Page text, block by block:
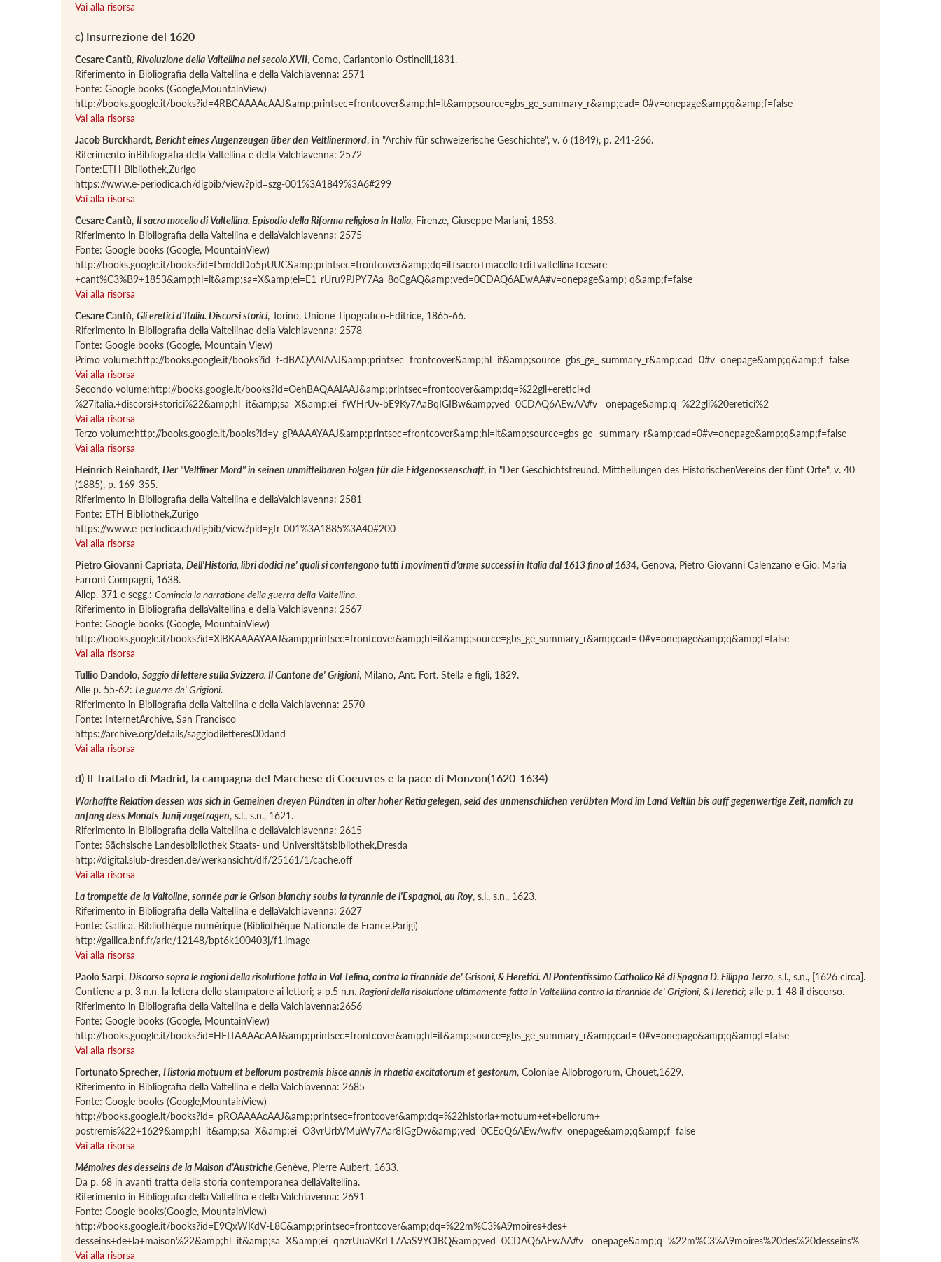
Vai alla risorsa
c) Insurrezione del 1620
Cesare Cantù, Rivoluzione della Valtellina nel secolo XVII, Como, Carlantonio Ostinelli,1831.
Riferimento in Bibliografia della Valtellina e della Valchiavenna: 2571
Fonte: Google books (Google,MountainView)
http://books.google.it/books?id=4RBCAAAAcAAJ&amp;printsec=frontcover&amp;hl=it&amp;source=gbs_ge_summary_r&amp;cad= 0#v=onepage&amp;q&amp;f=false
Vai alla risorsa
Jacob Burckhardt, Bericht eines Augenzeugen über den Veltlinermord, in "Archiv für schweizerische Geschichte", v. 6 (1849), p. 241-266.
Riferimento inBibliografia della Valtellina e della Valchiavenna: 2572
Fonte:ETH Bibliothek,Zurigo
https://www.e-periodica.ch/digbib/view?pid=szg-001%3A1849%3A6#299
Vai alla risorsa
Cesare Cantù, Il sacro macello di Valtellina. Episodio della Riforma religiosa in Italia, Firenze, Giuseppe Mariani, 1853.
Riferimento in Bibliografia della Valtellina e dellaValchiavenna: 2575
Fonte: Google books (Google, MountainView)
http://books.google.it/books?id=f5mddDo5pUUC&amp;printsec=frontcover&amp;dq=il+sacro+macello+di+valtellina+cesare
+cant%C3%B9+1853&amp;hl=it&amp;sa=X&amp;ei=E1_rUru9PJPY7Aa_8oCgAQ&amp;ved=0CDAQ6AEwAA#v=onepage&amp; q&amp;f=false
Vai alla risorsa
Cesare Cantù, Gli eretici d'Italia. Discorsi storici, Torino, Unione Tipografico-Editrice, 1865-66.
Riferimento in Bibliografia della Valtellinae della Valchiavenna: 2578
Fonte: Google books (Google, Mountain View)
Primo volume:http://books.google.it/books?id=f-dBAQAAIAAJ&amp;printsec=frontcover&amp;hl=it&amp;source=gbs_ge_ summary_r&amp;cad=0#v=onepage&amp;q&amp;f=false
Vai alla risorsa
Secondo volume:http://books.google.it/books?id=OehBAQAAIAAJ&amp;printsec=frontcover&amp;dq=%22gli+eretici+d
%27italia.+discorsi+storici%22&amp;hl=it&amp;sa=X&amp;ei=fWHrUv-bE9Ky7AaBqIGIBw&amp;ved=0CDAQ6AEwAA#v= onepage&amp;q=%22gli%20eretici%2
Vai alla risorsa
Terzo volume:http://books.google.it/books?id=y_gPAAAAYAAJ&amp;printsec=frontcover&amp;hl=it&amp;source=gbs_ge_ summary_r&amp;cad=0#v=onepage&amp;q&amp;f=false
Vai alla risorsa
Heinrich Reinhardt, Der "Veltliner Mord" in seinen unmittelbaren Folgen für die Eidgenossenschaft, in "Der Geschichtsfreund. Mittheilungen des HistorischenVereins der fünf Orte", v. 40
(1885), p. 169-355.
Riferimento in Bibliografia della Valtellina e dellaValchiavenna: 2581
Fonte: ETH Bibliothek,Zurigo
https://www.e-periodica.ch/digbib/view?pid=gfr-001%3A1885%3A40#200
Vai alla risorsa
Pietro Giovanni Capriata, Dell'Historia, libri dodici ne' quali si contengono tutti i movimenti d'arme successi in Italia dal 1613 fino al 1634, Genova, Pietro Giovanni Calenzano e Gio. Maria
Farroni Compagni, 1638.
Allep. 371 e segg.: Comincia la narratione della guerra della Valtellina.
Riferimento in Bibliografia dellaValtellina e della Valchiavenna: 2567
Fonte: Google books (Google, MountainView)
http://books.google.it/books?id=XlBKAAAAYAAJ&amp;printsec=frontcover&amp;hl=it&amp;source=gbs_ge_summary_r&amp;cad= 0#v=onepage&amp;q&amp;f=false
Vai alla risorsa
Tullio Dandolo, Saggio di lettere sulla Svizzera. Il Cantone de' Grigioni, Milano, Ant. Fort. Stella e figli, 1829.
Alle p. 55-62: Le guerre de' Grigioni.
Riferimento in Bibliografia della Valtellina e della Valchiavenna: 2570
Fonte: InternetArchive, San Francisco
https://archive.org/details/saggiodiletteres00dand
Vai alla risorsa
d) Il Trattato di Madrid, la campagna del Marchese di Coeuvres e la pace di Monzon(1620-1634)
Warhaffte Relation dessen was sich in Gemeinen dreyen Pündten in alter hoher Retia gelegen, seid des unmenschlichen verübten Mord im Land Veltlin bis auff gegenwertige Zeit, namlich zu
anfang dess Monats Junij zugetragen, s.l., s.n., 1621.
Riferimento in Bibliografia della Valtellina e dellaValchiavenna: 2615
Fonte: Sächsische Landesbibliothek Staats- und Universitätsbibliothek,Dresda
http://digital.slub-dresden.de/werkansicht/dlf/25161/1/cache.off
Vai alla risorsa
La trompette de la Valtoline, sonnée par le Grison blanchy soubs la tyrannie de l'Espagnol, au Roy, s.l., s.n., 1623.
Riferimento in Bibliografia della Valtellina e dellaValchiavenna: 2627
Fonte: Gallica. Bibliothèque numérique (Bibliothèque Nationale de France,Parigi)
http://gallica.bnf.fr/ark:/12148/bpt6k100403j/f1.image
Vai alla risorsa
Paolo Sarpi, Discorso sopra le ragioni della risolutione fatta in Val Telina, contra la tirannide de' Grisoni, & Heretici. Al Pontentissimo Catholico Rè di Spagna D. Filippo Terzo, s.l., s.n., [1626 circa].
Contiene a p. 3 n.n. la lettera dello stampatore ai lettori; a p.5 n.n. Ragioni della risolutione ultimamente fatta in Valtellina contro la tirannide de' Grigioni, & Heretici; alle p. 1-48 il discorso.
Riferimento in Bibliografia della Valtellina e della Valchiavenna:2656
Fonte: Google books (Google, MountainView)
http://books.google.it/books?id=HFtTAAAAcAAJ&amp;printsec=frontcover&amp;hl=it&amp;source=gbs_ge_summary_r&amp;cad= 0#v=onepage&amp;q&amp;f=false
Vai alla risorsa
Fortunato Sprecher, Historia motuum et bellorum postremis hisce annis in rhaetia excitatorum et gestorum, Coloniae Allobrogorum, Chouet,1629.
Riferimento in Bibliografia della Valtellina e della Valchiavenna: 2685
Fonte: Google books (Google,MountainView)
http://books.google.it/books?id=_pROAAAAcAAJ&amp;printsec=frontcover&amp;dq=%22historia+motuum+et+bellorum+
postremis%22+1629&amp;hl=it&amp;sa=X&amp;ei=O3vrUrbVMuWy7Aar8IGgDw&amp;ved=0CEoQ6AEwAw#v=onepage&amp;q&amp;f=false
Vai alla risorsa
Mémoires des desseins de la Maison d'Austriche,Genève, Pierre Aubert, 1633.
Da p. 68 in avanti tratta della storia contemporanea dellaValtellina.
Riferimento in Bibliografia della Valtellina e della Valchiavenna: 2691
Fonte: Google books(Google, MountainView)
http://books.google.it/books?id=E9QxWKdV-L8C&amp;printsec=frontcover&amp;dq=%22m%C3%A9moires+des+
desseins+de+la+maison%22&amp;hl=it&amp;sa=X&amp;ei=qnzrUuaVKrLT7AaS9YCIBQ&amp;ved=0CDAQ6AEwAA#v= onepage&amp;q=%22m%C3%A9moires%20des%20desseins%
Vai alla risorsa